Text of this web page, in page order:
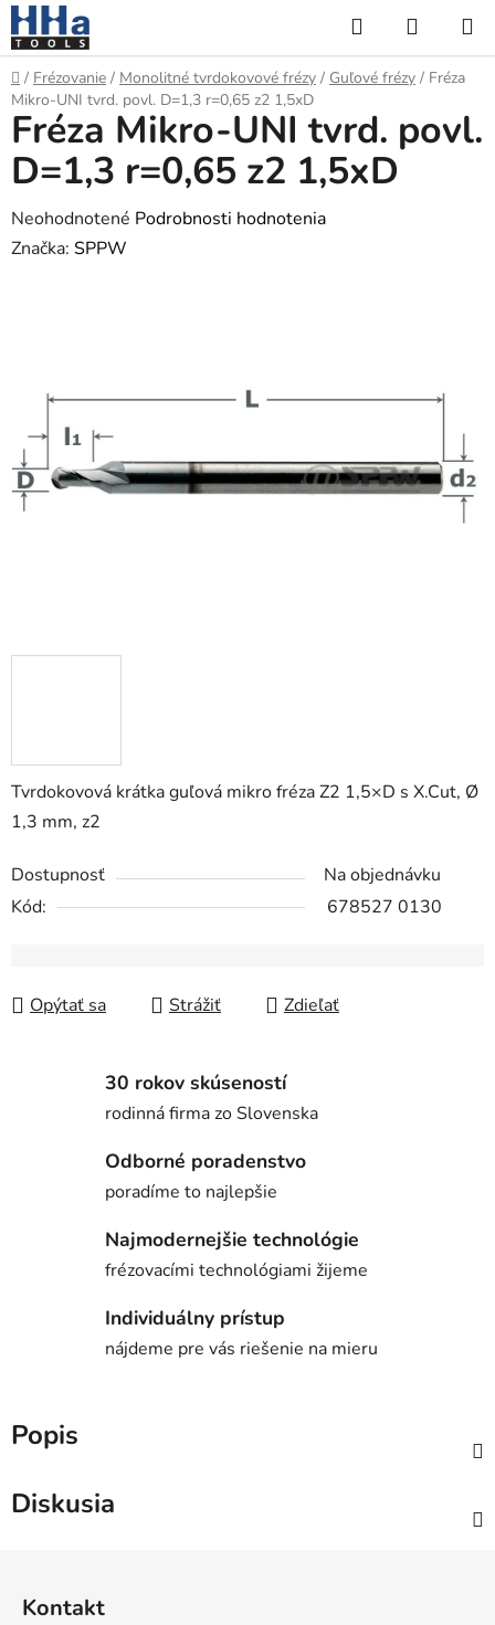
Prejsť
na
obsah
Hľadať
KOŠÍK
Domov
/ Frézovanie / Monolitné tvrdokovové frézy / Guľové frézy / Fréza
Mikro-UNI tvrd. povl. D=1,3 r=0,65 z2 1,5xD
Tvrdokovová krátka guľová mikro fréza Z2 1,5×D s X.Cut, Ø
1,3 mm, z2
Dostupnosť
Na objednávku
Kód:
678527 0130
Opýtať sa Strážiť Zdieľať
Fréza Mikro-UNI tvrd. povl.
D=1,3 r=0,65 z2 1,5xD
Priemerné
hodnotenie
hviezdičiek.
Neohodnotené Podrobnosti hodnotenia
Značka: SPPW
30 rokov skúseností
rodinná firma zo Slovenska
Odborné poradenstvo
poradíme to najlepšie
Najmodernejšie technológie
frézovacími technológiami žijeme
Individuálny prístup
nájdeme pre vás riešenie na mieru
Popis
Diskusia
Kontakt